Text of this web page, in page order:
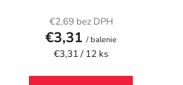
€2,69 bez DPH
€3,31 / balenie
Jednotková
€3,31 / 12 ks